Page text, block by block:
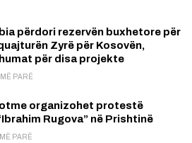
përdori rezervën buxhetore për
Zyrë për Kosovën,
për disa projekte
PARË
organizohet protestë
Rugova” në Prishtinë
PARË